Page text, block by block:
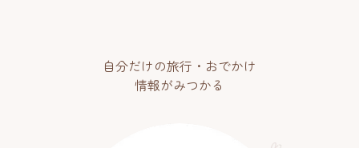
自分だけの旅行・おでかけ
情報がみつかる